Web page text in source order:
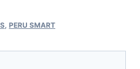
PERU SMART